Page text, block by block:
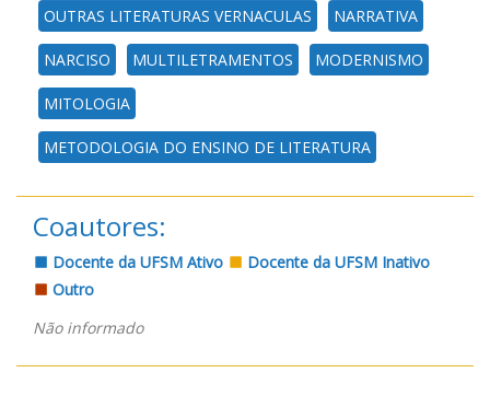
OUTRAS LITERATURAS VERNACULAS NARRATIVA
NARCISO MULTILETRAMENTOS MODERNISMO
MITOLOGIA
METODOLOGIA DO ENSINO DE LITERATURA
Coautores:
Docente da UFSM Ativo
Docente da UFSM Inativo
Outro
Não informado